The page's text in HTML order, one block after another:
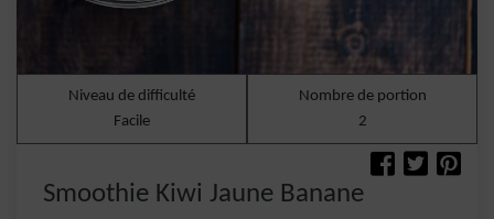
Niveau de difficulté
Facile
Nombre de portion
2
Smoothie Kiwi Jaune Banane